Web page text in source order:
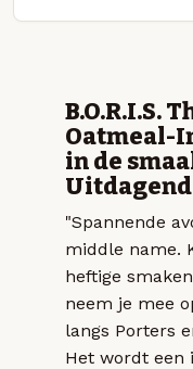
B.O.R.I.S.
Oatmeal-
in de
Uitdagend
"Spannende
middle name.
heftige
neem je mee
langs Porters
Het wordt een